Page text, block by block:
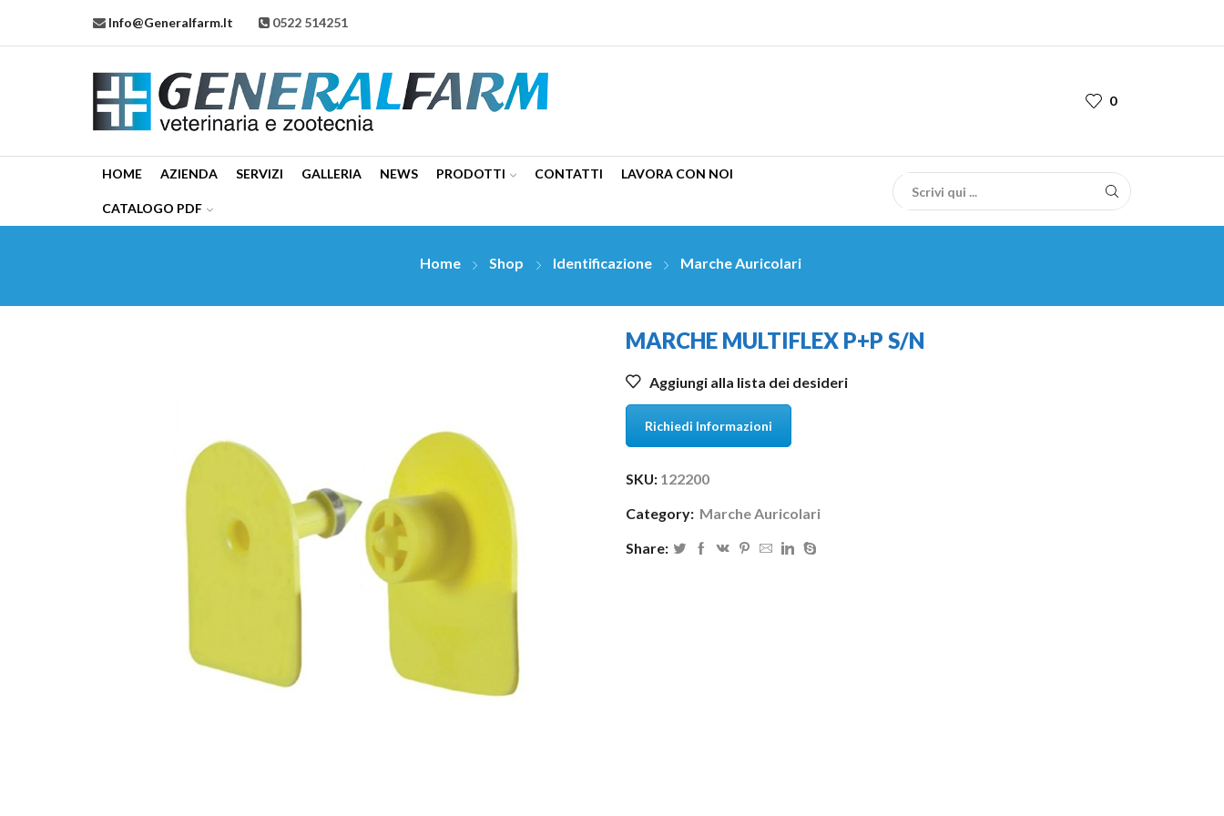
Info@generalfarm.it 0522 514251
0
HOME AZIENDA SERVIZI GALLERIA NEWS PRODOTTI CONTATTI LAVORA CON NOI
CATALOGO PDF
Home Shop Identificazione Marche Auricolari
MARCHE MULTIFLEX P+P S/N
Aggiungi alla lista dei desideri
Richiedi Informazioni
SKU: 122200
Category: Marche Auricolari
Share: